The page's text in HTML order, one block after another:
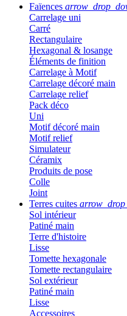
Faïences
Carrelage uni
Carré
Rectangulaire
Hexagonal & losange
Éléments de finition
Carrelage à Motif
Carrelage décoré main
Carrelage relief
Pack déco
Uni
Motif décoré main
Motif relief
Simulateur
Céramix
Produits de pose
Colle
Joint
Terres cuites
Sol intérieur
Patiné main
Terre d'histoire
Lisse
Tomette hexagonale
Tomette rectangulaire
Sol extérieur
Patiné main
Lisse
Accessoires